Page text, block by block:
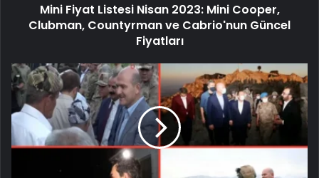
Mini Fiyat Listesi Nisan 2023: Mini Cooper,
Clubman, Countyrman ve Cabrio'nun Güncel
Fiyatları